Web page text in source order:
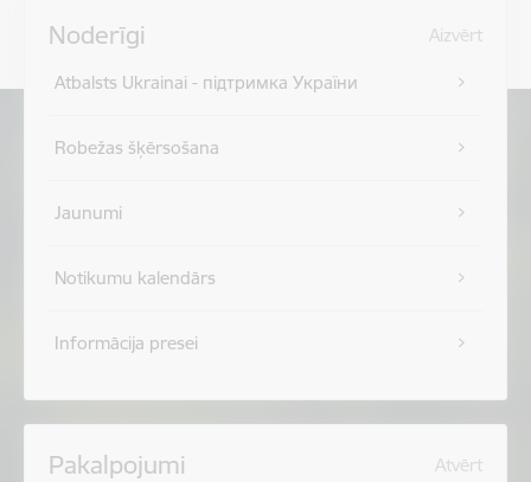
Noderīgi Aizvērt
Atbalsts Ukrainai - підтримка України
Robežas šķērsošana
Jaunumi
Notikumu kalendārs
Informācija presei
Pakalpojumi Atvērt